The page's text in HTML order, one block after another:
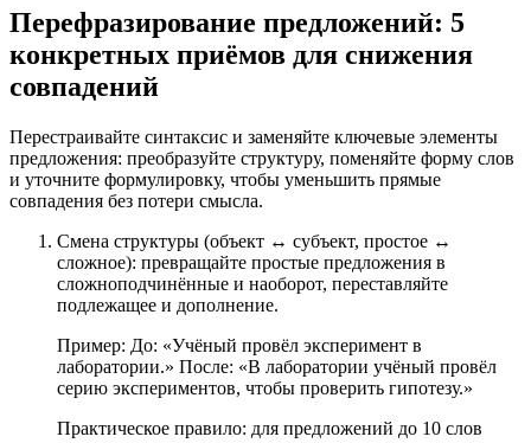
Перефразирование предложений: 5
конкретных приёмов для снижения
совпадений
Перестраивайте синтаксис и заменяйте ключевые элементы
предложения: преобразуйте структуру, поменяйте форму слов
и уточните формулировку, чтобы уменьшить прямые
совпадения без потери смысла.
Смена структуры (объект ↔ субъект, простое ↔
сложное): превращайте простые предложения в
сложноподчинённые и наоборот, переставляйте
подлежащее и дополнение.
Пример: До: «Учёный провёл эксперимент в
лаборатории.» После: «В лаборатории учёный провёл
серию экспериментов, чтобы проверить гипотезу.»
Практическое правило: для предложений до 10 слов